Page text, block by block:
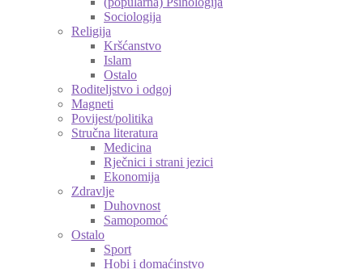
Sociologija
Religija
Kršćanstvo
Islam
Ostalo
Roditeljstvo i odgoj
Magneti
Povijest/politika
Stručna literatura
Medicina
Rječnici i strani jezici
Ekonomija
Zdravlje
Duhovnost
Samopomoć
Ostalo
Sport
Hobi i domaćinstvo